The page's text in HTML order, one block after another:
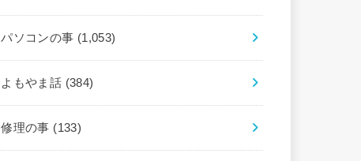
パソコンの事 (1,053)
よもやま話 (384)
修理の事 (133)